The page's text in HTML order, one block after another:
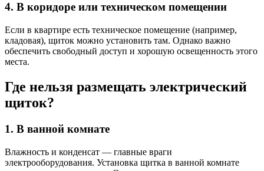
4. В коридоре или техническом помещении
Если в квартире есть техническое помещение (например,
кладовая), щиток можно установить там. Однако важно
обеспечить свободный доступ и хорошую освещенность этого
места.
Где нельзя размещать электрический
щиток?
1. В ванной комнате
Влажность и конденсат — главные враги
электрооборудования. Установка щитка в ванной комнате